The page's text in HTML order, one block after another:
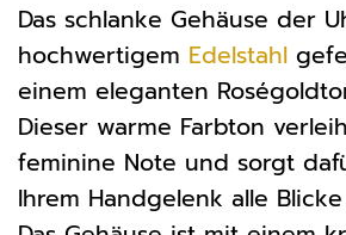
Das schlanke Gehäuse der
hochwertigem Edelstahl
einem eleganten
Dieser warme Farbton
feminine Note und sorgt
Ihrem Handgelenk alle